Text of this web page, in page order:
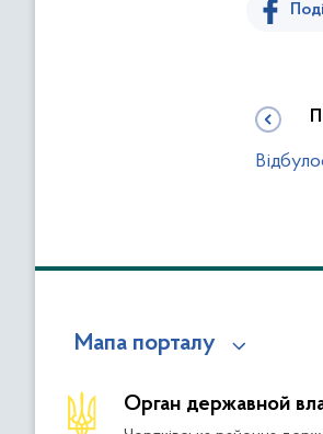
Мапа порталу
Орган державной